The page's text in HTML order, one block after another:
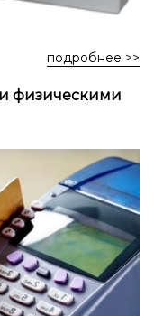
подробнее >>
физическими